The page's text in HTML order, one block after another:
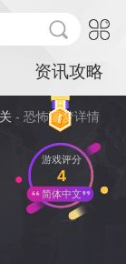
资讯攻略
- 恐怖噩梦详情
游戏评分
4
简体中文